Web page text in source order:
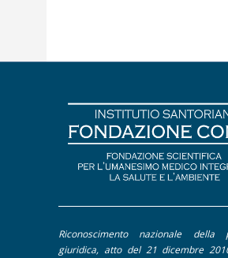
Riconoscimento nazionale della
giuridica, atto del 21 dicembre